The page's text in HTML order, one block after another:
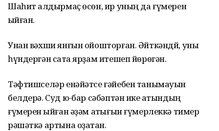
Шаһит ҡалдырмаҫ өсөн, ир уның да ғүмерен
ҡыйған.
Унан вәхши янғын ойошторған. Әйткәндй, уны
һүндергән саҡта ярҙам итешеп йөрөгән.
Тәфтишселәр енәйәтсе ғәйебен танымауын
белдерә. Суд юҡ-бар сәбәптән ике ҡатындың
ғүмерен ҡыйған әҙәм аҡтығын ғүмерлеккә тимер
рәшәткә артына оҙатҡан.